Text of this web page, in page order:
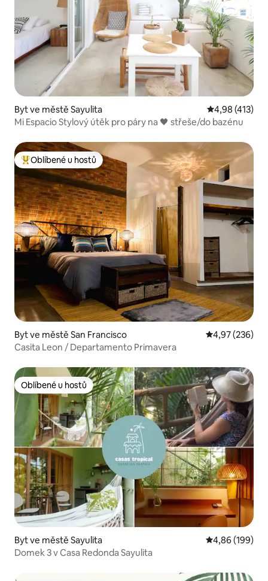
Byt ve městě Sayulita Průměrné
4,98 (413)
Mi Espacio Stylový útěk pro páry na 🖤 střeše/do bazénu
Nejlepší v kategorii Oblíbené u hostů
Oblíbené u hostů
Byt ve městě San Francisco Průměrné
4,97 (236)
Casita Leon / Departamento Primavera
Oblíbené u hostů
Oblíbené u hostů
Byt ve městě Sayulita Průměrné
4,86 (199)
Domek 3 v Casa Redonda Sayulita